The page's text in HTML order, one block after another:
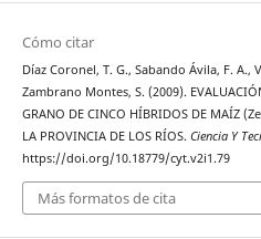
Cómo citar
Díaz Coronel, T. G., Sabando Ávila, F. A.,
Zambrano Montes, S. (2009).
GRANO DE CINCO HÍBRIDOS DE MAÍZ
LA PROVINCIA DE LOS RÍOS. Ciencia Y
https://doi.org/10.18779/cyt.v2i1.79
Más formatos de cita